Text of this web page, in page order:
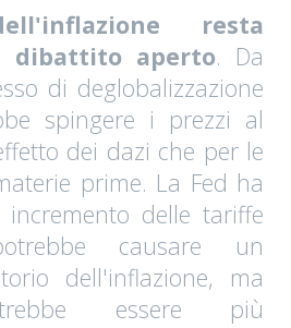
resta
dibattito aperto. Da
di deglobalizzazione
spingere i prezzi al
dei dazi che per le
prime. La Fed ha
delle tariffe
causare un
dell'inflazione, ma
essere più